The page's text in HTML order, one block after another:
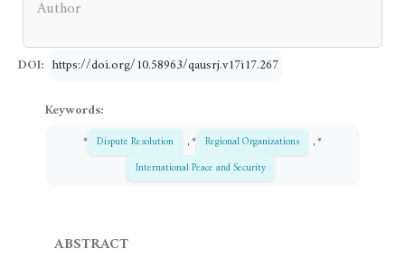
Author
DOI: https://doi.org/10.58963/qausrj.v17i17.267
Keywords:
* Dispute Resolution , * Regional Organizations
, *
International Peace and Security
ABSTRACT